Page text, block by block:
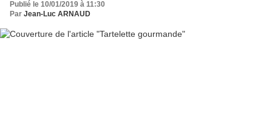
Publié le 10/01/2019 à 11:30
Par Jean-Luc ARNAUD